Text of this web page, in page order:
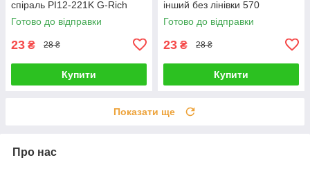
спіраль PI12-221K G-Rich
Готово до відправки
23 ₴ 28 ₴
Купити
інший без лінівки 570
STUDENT A6-2x040-570 G-
Rich
Готово до відправки
23 ₴ 28 ₴
Купити
Показати ще
Про нас